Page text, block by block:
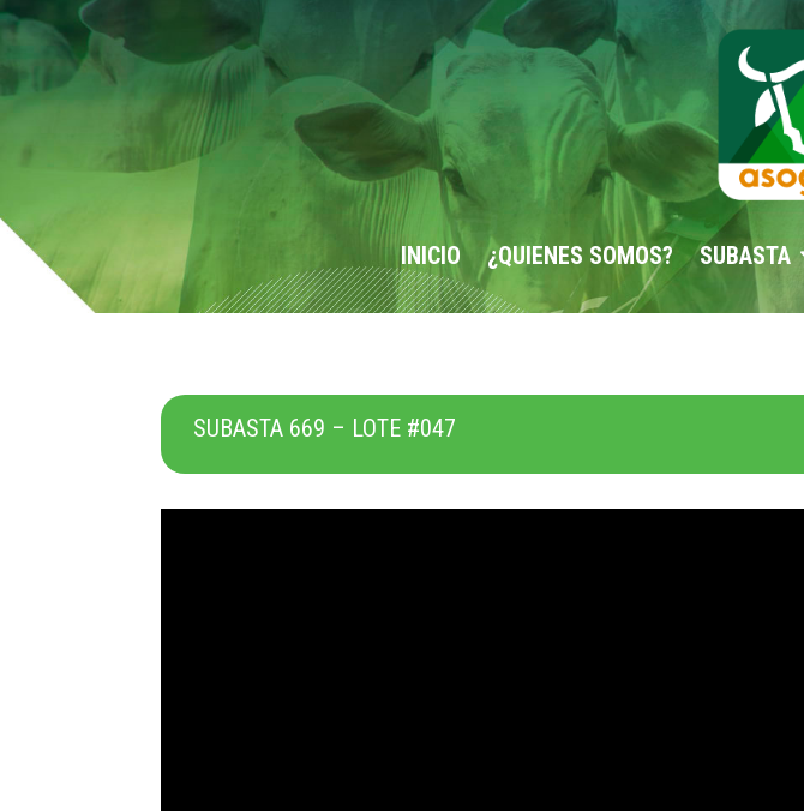
INICIO ¿QUIENES SOMOS? SUBASTA
SUBASTA 669 – LOTE #047